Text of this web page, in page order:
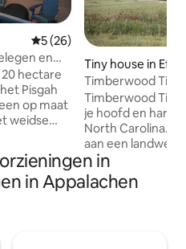
Gemiddelde beoordeling
5 (26)
en
hectare
Pisgah
op maat
weidse
een
rechte
voor
Tiny house in
Timberwood Tiny
Timberwood Tiny
je hoofd en hart
North Carolina. De vredige retraite ligt
aan een landweg
van het centrum
kleine huis van
bevindt zich op
in
in Appalachen